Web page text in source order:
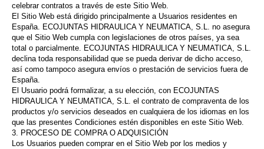
celebrar contratos a través de este Sitio Web.
El Sitio Web está dirigido principalmente a Usuarios residentes en
España. ECOJUNTAS HIDRAULICA Y NEUMATICA, S.L. no asegura
que el Sitio Web cumpla con legislaciones de otros países, ya sea
total o parcialmente. ECOJUNTAS HIDRAULICA Y NEUMATICA, S.L.
declina toda responsabilidad que se pueda derivar de dicho acceso,
así como tampoco asegura envíos o prestación de servicios fuera de
España.
El Usuario podrá formalizar, a su elección, con ECOJUNTAS
HIDRAULICA Y NEUMATICA, S.L. el contrato de compraventa de los
productos y/o servicios deseados en cualquiera de los idiomas en los
que las presentes Condiciones estén disponibles en este Sitio Web.
3. PROCESO DE COMPRA O ADQUISICIÓN
Los Usuarios pueden comprar en el Sitio Web por los medios y